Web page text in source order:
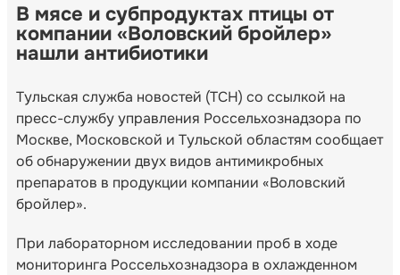
В мясе и субпродуктах птицы от
компании «Воловский бройлер»
нашли антибиотики
Тульская служба новостей (ТСН) со ссылкой на
пресс-службу управления Россельхознадзора по
Москве, Московской и Тульской областям сообщает
об обнаружении двух видов антимикробных
препаратов в продукции компании «Воловский
бройлер».
При лабораторном исследовании проб в ходе
мониторинга Россельхознадзора в охлажденном